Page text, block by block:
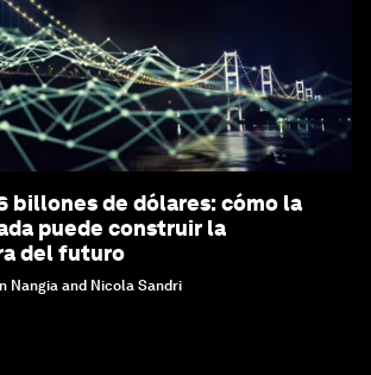
billones de dólares: cómo la
puede construir la
del futuro
Nangia and Nicola Sandri